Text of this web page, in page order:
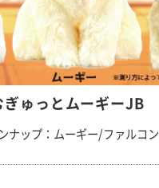
ぎゅっとムーギーJB
ナップ：ムーギー/ファルコン